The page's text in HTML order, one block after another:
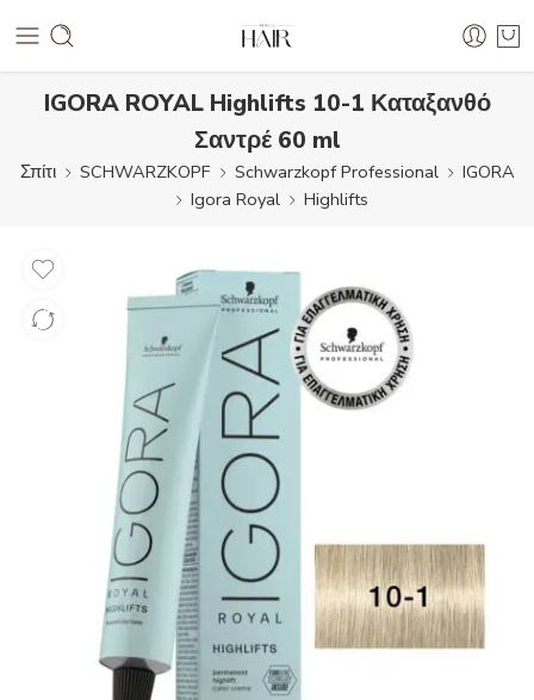
IGORA ROYAL Highlifts 10-1 Καταξανθό
Σαντρέ 60 ml
Σπίτι SCHWARZKOPF Schwarzkopf Professional
IGORA
Igora Royal
Highlifts